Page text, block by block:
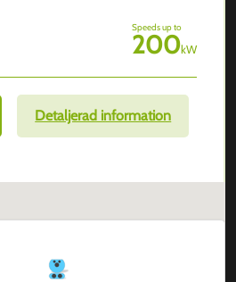
Speeds up to
200kW
Detaljerad information